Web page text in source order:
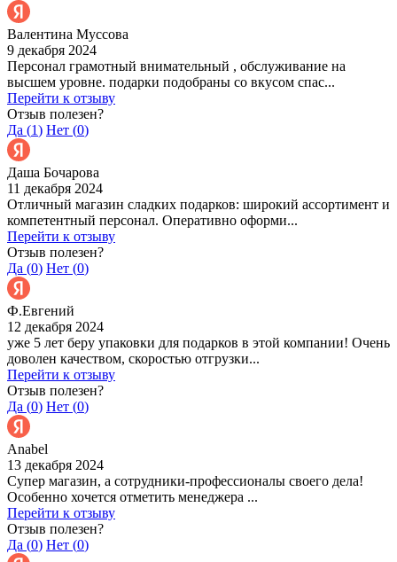
Валентина Муссова
9 декабря 2024
Персонал грамотный внимательный , обслуживание на
высшем уровне. подарки подобраны со вкусом спас...
Перейти к отзыву
Отзыв полезен?
Да (1) Нет (0)
Даша Бочарова
11 декабря 2024
Отличный магазин сладких подарков: широкий ассортимент и
компетентный персонал. Оперативно оформи...
Перейти к отзыву
Отзыв полезен?
Да (0) Нет (0)
Ф.Евгений
12 декабря 2024
уже 5 лет беру упаковки для подарков в этой компании! Очень
доволен качеством, скоростью отгрузки...
Перейти к отзыву
Отзыв полезен?
Да (0) Нет (0)
Anabel
13 декабря 2024
Супер магазин, а сотрудники-профессионалы своего дела!
Особенно хочется отметить менеджера ...
Перейти к отзыву
Отзыв полезен?
Да (0) Нет (0)